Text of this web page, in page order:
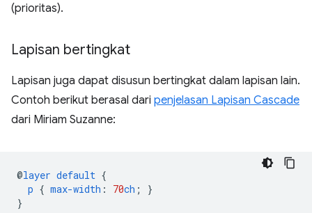
(prioritas).
Lapisan bertingkat
Lapisan juga dapat disusun bertingkat dalam lapisan lain.
Contoh berikut berasal dari penjelasan Lapisan Cascade
dari Miriam Suzanne:
@layer default {
p { max-width : 70ch ;
}
}